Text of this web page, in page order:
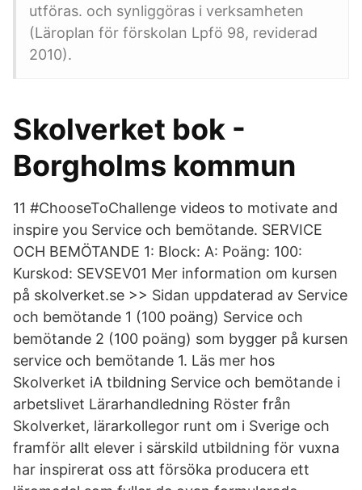
utföras. och synliggöras i verksamheten
(Läroplan för förskolan Lpfö 98, reviderad
2010).
Skolverket bok -
Borgholms kommun
11 #ChooseToChallenge videos to motivate and
inspire you Service och bemötande. SERVICE
OCH BEMÖTANDE 1: Block: A: Poäng: 100:
Kurskod: SEVSEV01 Mer information om kursen
på skolverket.se >> Sidan uppdaterad av Service
och bemötande 1 (100 poäng) Service och
bemötande 2 (100 poäng) som bygger på kursen
service och bemötande 1. Läs mer hos
Skolverket iA tbildning Service och bemötande i
arbetslivet Lärarhandledning Röster från
Skolverket, lärarkollegor runt om i Sverige och
framför allt elever i särskild utbildning för vuxna
har inspirerat oss att försöka producera ett